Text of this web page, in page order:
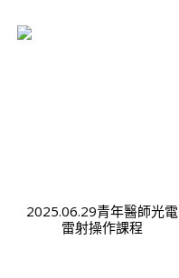
2025.06.29青年醫師光電
雷射操作課程